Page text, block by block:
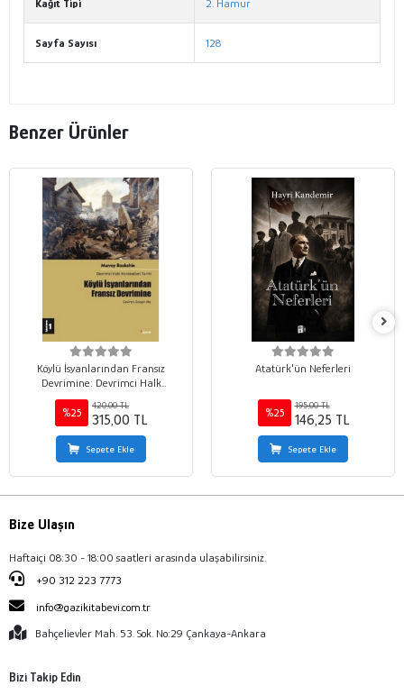
Kağıt Tipi 2. Hamur
Sayfa Sayısı 128
Benzer Ürünler
Köylü İsyanlarından Fransız
Devrimine: Devrimci Halk
Hareketleri Tarihi 1
%25
420,00 TL
315,00 TL
Sepete Ekle
Atatürk'ün Neferleri
%25
195,00 TL
146,25 TL
Sepete Ekle
Bize Ulaşın
Haftaiçi 08:30 - 18:00 saatleri arasında ulaşabilirsiniz.
+90 312 223 7773
info@gazikitabevi.com.tr
Bahçelievler Mah. 53. Sok. No:29 Çankaya-Ankara
Bizi Takip Edin